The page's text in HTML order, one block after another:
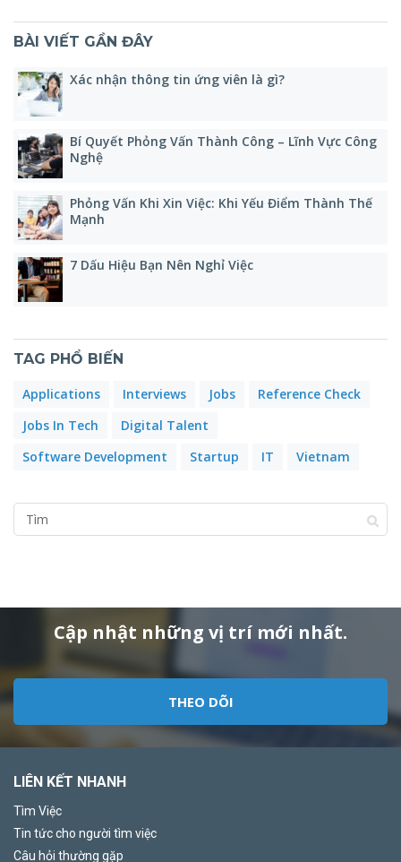
BÀI VIẾT GẦN ĐÂY
Xác nhận thông tin ứng viên là gì?
Bí Quyết Phỏng Vấn Thành Công – Lĩnh Vực Công
Nghệ
Phỏng Vấn Khi Xin Việc: Khi Yếu Điểm Thành Thế
Mạnh
7 Dấu Hiệu Bạn Nên Nghỉ Việc
TAG PHỔ BIẾN
Applications Interviews Jobs
Reference Check
Jobs In Tech
Digital Talent
Software Development
Startup IT Vietnam
Cập nhật những vị trí mới nhất.
THEO DÕI
LIÊN KẾT NHANH
Tìm Việc
Tin tức cho người tìm việc
Câu hỏi thường gặp